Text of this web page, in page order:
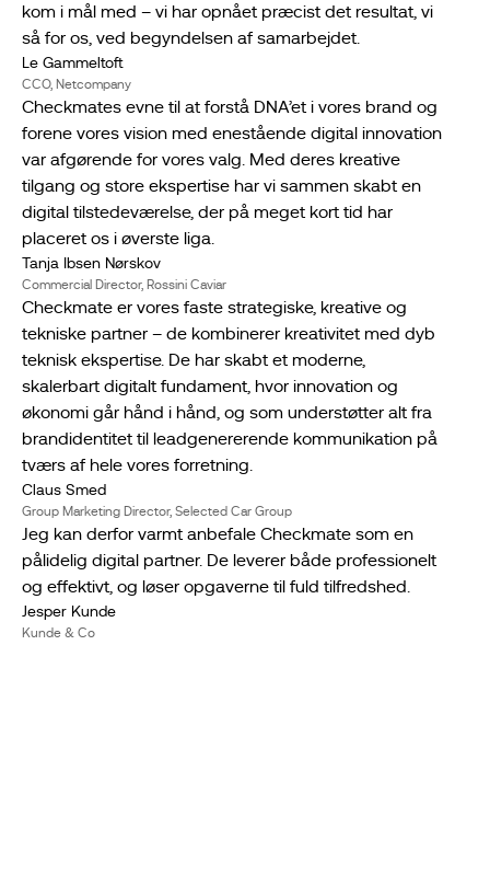
kom i mål med – vi har opnået præcist det resultat, vi
så for os, ved begyndelsen af samarbejdet.
Le Gammeltoft
CCO, Netcompany
Checkmates evne til at forstå DNA’et i vores brand og
forene vores vision med enestående digital innovation
var afgørende for vores valg. Med deres kreative
tilgang og store ekspertise har vi sammen skabt en
digital tilstedeværelse, der på meget kort tid har
placeret os i øverste liga.
Tanja Ibsen Nørskov
Commercial Director, Rossini Caviar
Checkmate er vores faste strategiske, kreative og
tekniske partner – de kombinerer kreativitet med dyb
teknisk ekspertise. De har skabt et moderne,
skalerbart digitalt fundament, hvor innovation og
økonomi går hånd i hånd, og som understøtter alt fra
brandidentitet til leadgenererende kommunikation på
tværs af hele vores forretning.
Claus Smed
Group Marketing Director, Selected Car Group
Jeg kan derfor varmt anbefale Checkmate som en
pålidelig digital partner. De leverer både professionelt
og effektivt, og løser opgaverne til fuld tilfredshed.
Jesper Kunde
Kunde & Co